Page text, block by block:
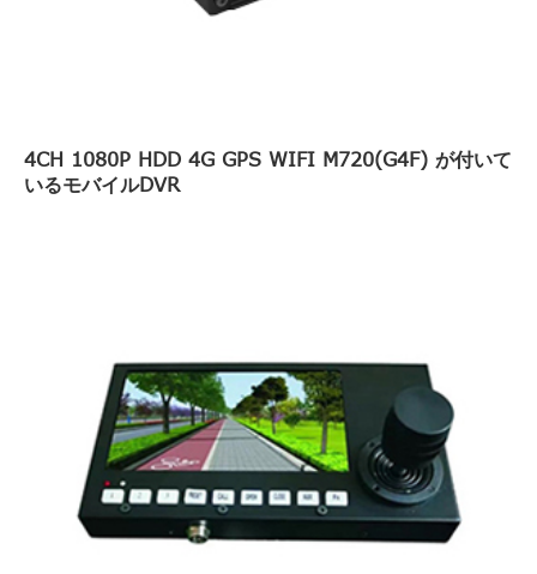
4CH 1080P HDD 4G GPS WIFI M720(G4F) が付いて
いるモバイルDVR